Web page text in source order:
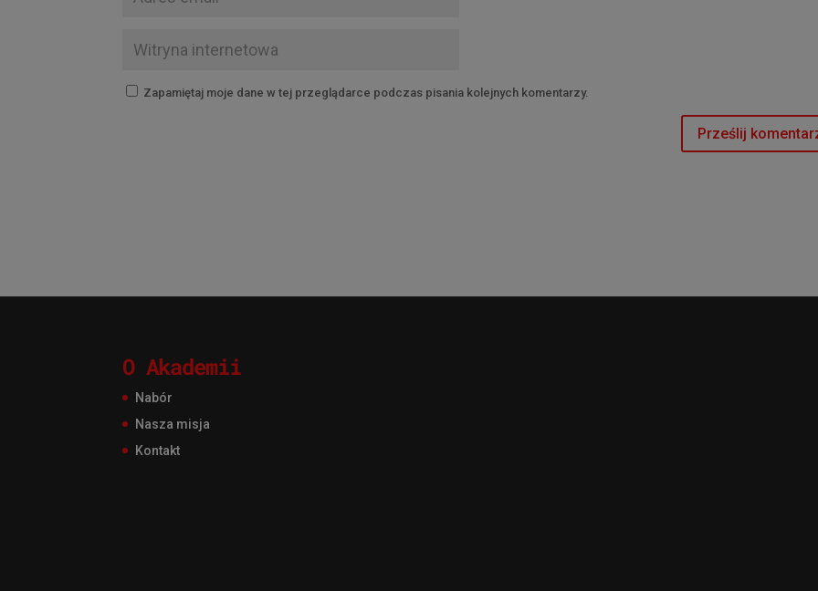
Zapamiętaj moje dane w tej przeglądarce podczas pisania kolejnych komentarzy.
O Akademii
Nabór
Nasza misja
Kontakt